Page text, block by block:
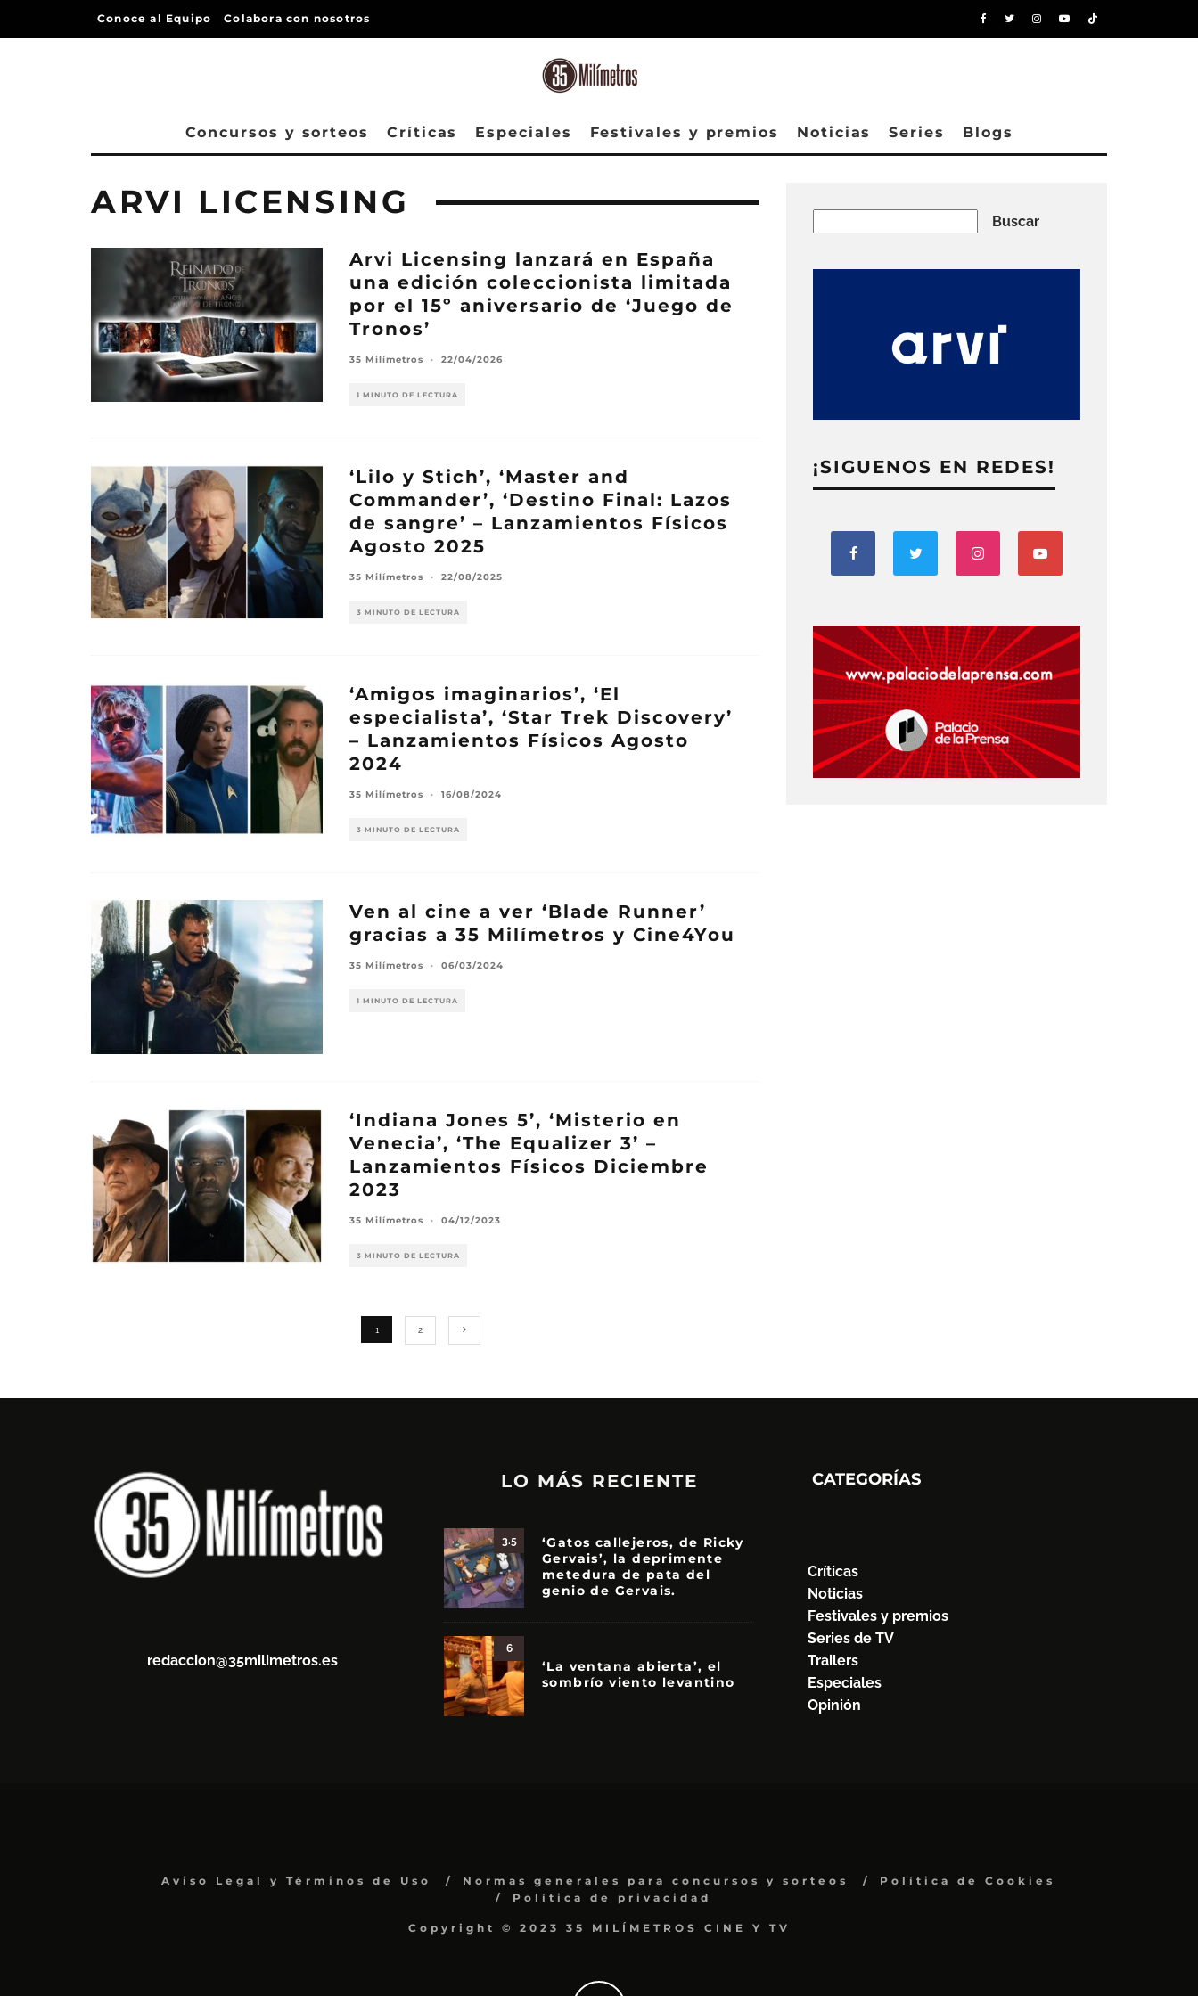
Conoce al Equipo Colabora con nosotros
Concursos y sorteos Críticas Especiales Festivales y premios Noticias Series Blogs
ARVI LICENSING
Arvi Licensing lanzará en España
una edición coleccionista limitada
por el 15º aniversario de ‘Juego de
Tronos’
35 Milímetros · 22/04/2026
1 MINUTO DE LECTURA
‘Lilo y Stich’, ‘Master and
Commander’, ‘Destino Final: Lazos
de sangre’ – Lanzamientos Físicos
Agosto 2025
35 Milímetros · 22/08/2025
3 MINUTO DE LECTURA
‘Amigos imaginarios’, ‘El
especialista’, ‘Star Trek Discovery’
– Lanzamientos Físicos Agosto
2024
35 Milímetros · 16/08/2024
3 MINUTO DE LECTURA
Ven al cine a ver ‘Blade Runner’
gracias a 35 Milímetros y Cine4You
35 Milímetros · 06/03/2024
1 MINUTO DE LECTURA
‘Indiana Jones 5’, ‘Misterio en
Venecia’, ‘The Equalizer 3’ –
Lanzamientos Físicos Diciembre
2023
35 Milímetros · 04/12/2023
3 MINUTO DE LECTURA
1 2
Buscar
¡SIGUENOS EN REDES!
redaccion@35milimetros.es
LO MÁS RECIENTE
3.5
‘Gatos callejeros, de Ricky
Gervais’, la deprimente
metedura de pata del
genio de Gervais.
6
‘La ventana abierta’, el
sombrío viento levantino
CATEGORÍAS
Críticas
Noticias
Festivales y premios
Series de TV
Trailers
Especiales
Opinión
Aviso Legal y Términos de Uso Normas generales para concursos y sorteos
Política de Cookies
Política de privacidad
Copyright © 2023 35 MILÍMETROS CINE Y TV